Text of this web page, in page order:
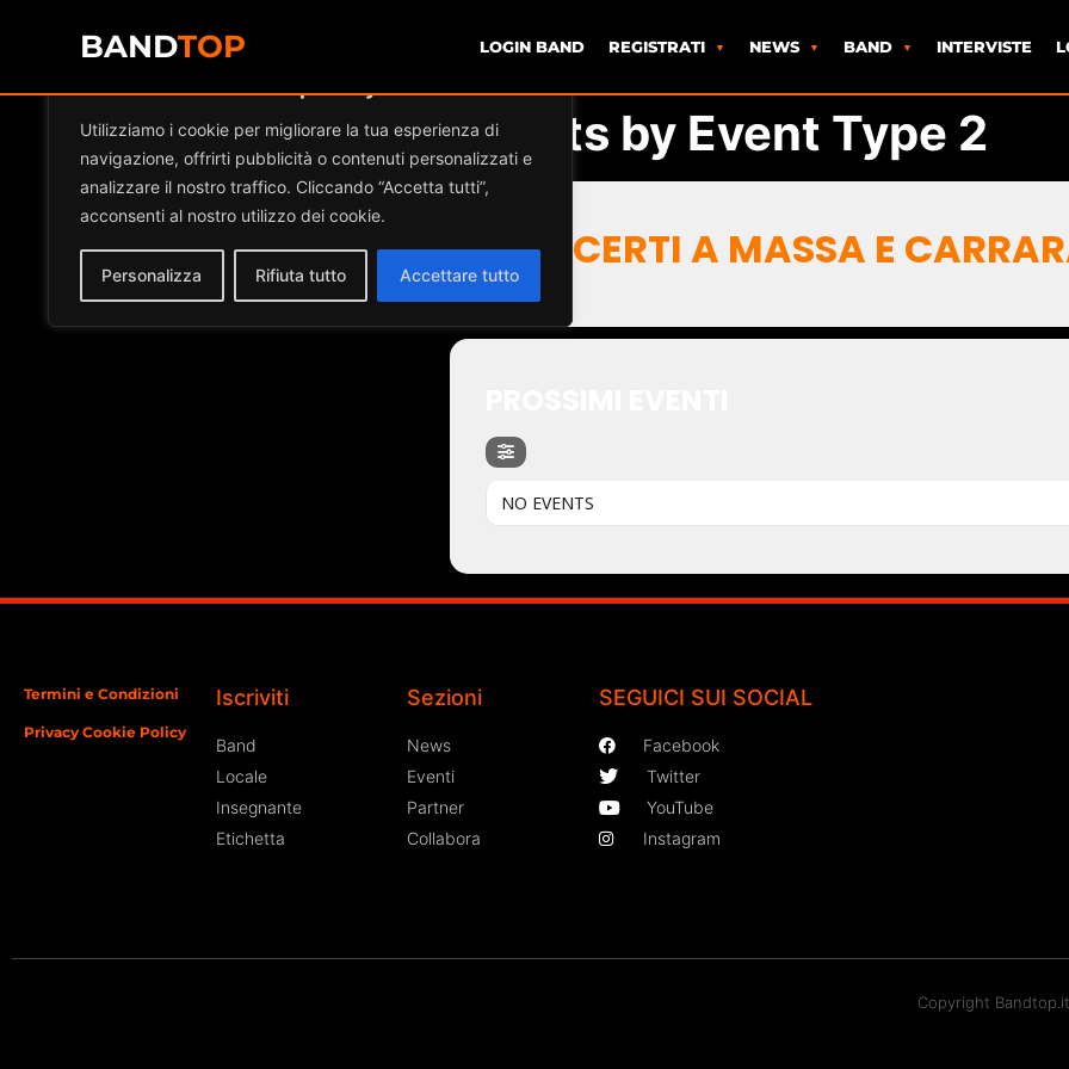
Utilizziamo i cookie per migliorare la tua esperienza di
navigazione, offrirti pubblicità o contenuti personalizzati e
analizzare il nostro traffico. Cliccando “Accetta tutti”,
acconsenti al nostro utilizzo dei cookie.
Personalizza Rifiuta tutto Accettare tutto
BANDTOP LOGIN BAND REGISTRATI NEWS BAND INTERVISTE
Events by Event Type 2
CONCERTI A MASSA E
NO EVENTS
Termini e Condizioni
Privacy Cookie Policy
Iscriviti
Band
Locale
Insegnante
Etichetta
Sezioni
News
Eventi
Partner
Collabora
SEGUICI SUI SOCIAL
Facebook
Twitter
YouTube
Instagram
Copyright